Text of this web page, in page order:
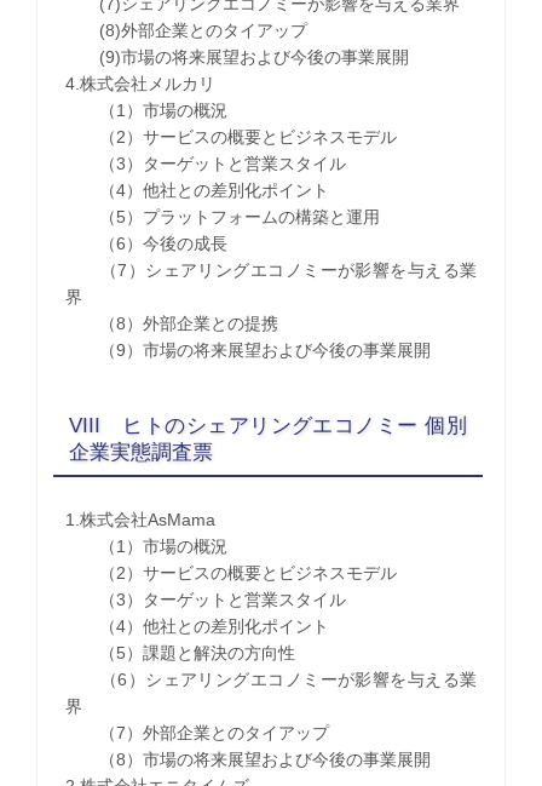
(8)外部企業とのタイアップ
(9)市場の将来展望および今後の事業展開
4.株式会社メルカリ
（1）市場の概況
（2）サービスの概要とビジネスモデル
（3）ターゲットと営業スタイル
（4）他社との差別化ポイント
（5）プラットフォームの構築と運用
（6）今後の成長
（7）シェアリングエコノミーが影響を与える業
界
（8）外部企業との提携
（9）市場の将来展望および今後の事業展開
VIII ヒトのシェアリングエコノミー 個別
企業実態調査票
1.株式会社AsMama
（1）市場の概況
（2）サービスの概要とビジネスモデル
（3）ターゲットと営業スタイル
（4）他社との差別化ポイント
（5）課題と解決の方向性
（6）シェアリングエコノミーが影響を与える業
界
（7）外部企業とのタイアップ
（8）市場の将来展望および今後の事業展開